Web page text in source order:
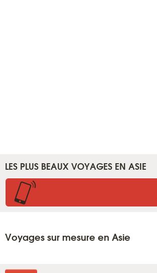
LES PLUS BEAUX VOYAGES EN ASIE
Voyages sur mesure en Asie